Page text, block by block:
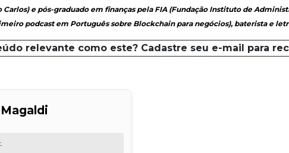
Carlos) e pós-graduado em finanças pela FIA (Fundação Instituto de
podcast em Português sobre Blockchain para negócios), baterista e
relevante como este? Cadastre seu e-mail para